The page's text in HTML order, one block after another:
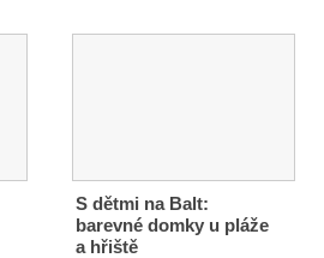
S dětmi na Balt:
barevné domky u pláže
a hřiště